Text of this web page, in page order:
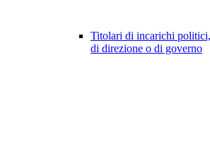
Titolari di incarichi
di direzione o di governo